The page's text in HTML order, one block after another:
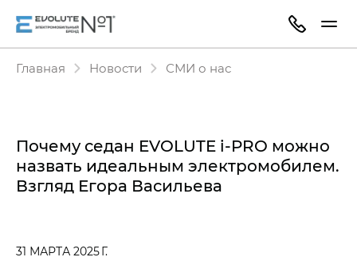
Главная Новости СМИ о нас
Почему седан EVOLUTE i‑PRO можно
назвать идеальным электромобилем.
Взгляд Егора Васильева
31 МАРТА 2025 Г.